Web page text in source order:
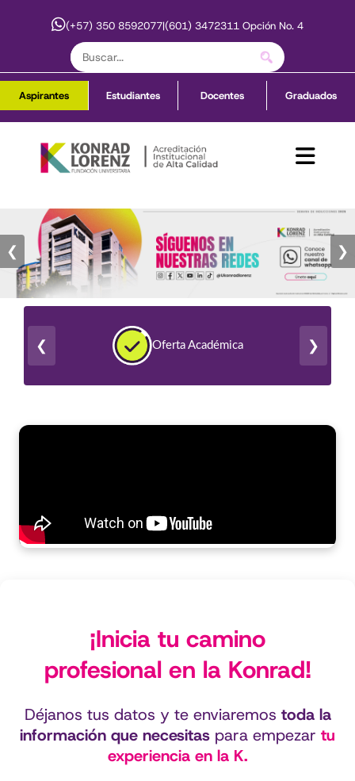
(+57) 350 8592077|(601) 3472311 Opción No. 4
Aspirantes Estudiantes Docentes Graduados
❮ ❯
❮ Oferta Académica ❯
¡Inicia tu camino
profesional en la Konrad!
Déjanos tus datos y te enviaremos toda la
información que necesitas para empezar tu
experiencia en la K.